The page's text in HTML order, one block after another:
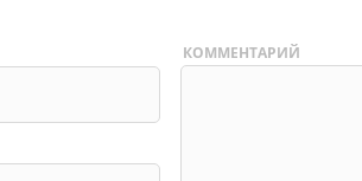
КОММЕНТАРИЙ